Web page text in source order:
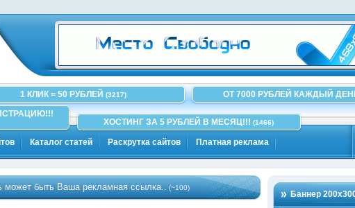
1 КЛИК = 50 РУБЛЕЙ (3217) ОТ 7000 РУБЛЕЙ КАЖДЫЙ
ХОСТИНГ ЗА 5 РУБЛЕЙ В МЕСЯЦ!!! (1466)
Каталог статей Раскрутка сайтов Платная реклама
Баннер
быть Ваша рекламная ссылка..(~100)